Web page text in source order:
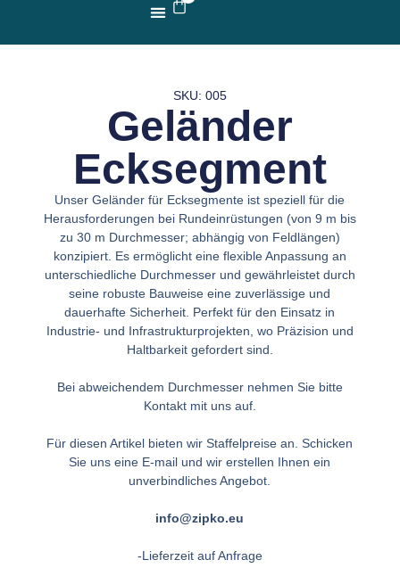
SKU: 005
Geländer
Ecksegment
Unser Geländer für Ecksegmente ist speziell für die
Herausforderungen bei Rundeinrüstungen (von 9 m bis
zu 30 m Durchmesser; abhängig von Feldlängen)
konzipiert. Es ermöglicht eine flexible Anpassung an
unterschiedliche Durchmesser und gewährleistet durch
seine robuste Bauweise eine zuverlässige und
dauerhafte Sicherheit. Perfekt für den Einsatz in
Industrie- und Infrastrukturprojekten, wo Präzision und
Haltbarkeit gefordert sind.
Bei abweichendem Durchmesser nehmen Sie bitte
Kontakt mit uns auf.
Für diesen Artikel bieten wir Staffelpreise an. Schicken
Sie uns eine E-mail und wir erstellen Ihnen ein
unverbindliches Angebot.
info@zipko.eu
-Lieferzeit auf Anfrage